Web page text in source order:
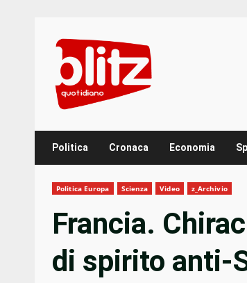
content
Politica Cronaca Economia
Politica Europa Scienza Video z_Archivio
Francia.
di spirito anti-